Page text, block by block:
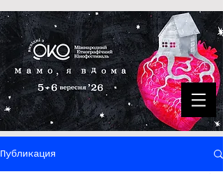
Публикация